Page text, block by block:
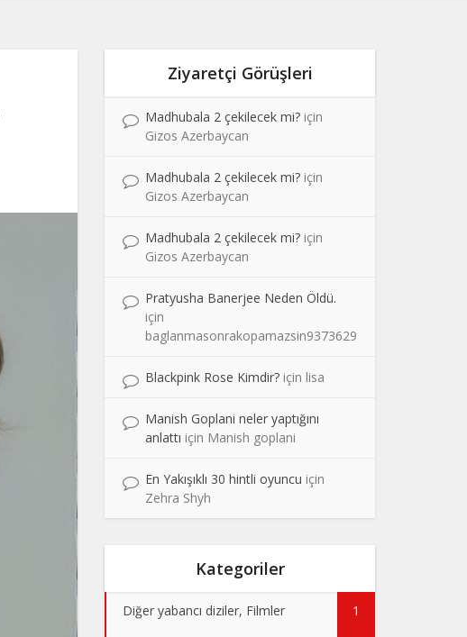
Ziyaretçi Görüşleri
Madhubala 2 çekilecek mi? için
Gizos Azerbaycan
Madhubala 2 çekilecek mi? için
Gizos Azerbaycan
Madhubala 2 çekilecek mi? için
Gizos Azerbaycan
Pratyusha Banerjee Neden Öldü.
için
baglanmasonrakopamazsin9373629
Blackpink Rose Kimdir? için lisa
Manish Goplani neler yaptığını
anlattı için Manish goplani
En Yakışıklı 30 hintli oyuncu için
Zehra Shyh
Kategoriler
Diğer yabancı diziler, Filmler 1